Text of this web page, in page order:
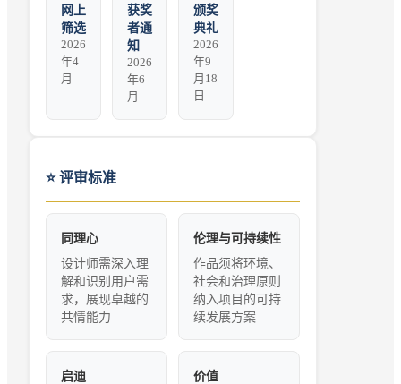
网上
筛选
2026
年4
月
获奖
者通
知
2026
年6
月
颁奖
典礼
2026
年9
月18
日
⭐ 评审标准
同理心
设计师需深入理
解和识别用户需
求，展现卓越的
共情能力
伦理与可持续性
作品须将环境、
社会和治理原则
纳入项目的可持
续发展方案
启迪
价值